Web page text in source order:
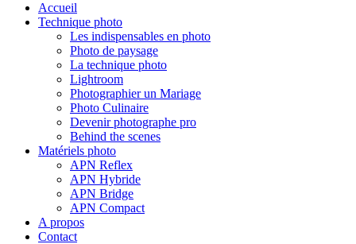
Accueil
Technique photo
Les indispensables en photo
Photo de paysage
La technique photo
Lightroom
Photographier un Mariage
Photo Culinaire
Devenir photographe pro
Behind the scenes
Matériels photo
APN Reflex
APN Hybride
APN Bridge
APN Compact
A propos
Contact